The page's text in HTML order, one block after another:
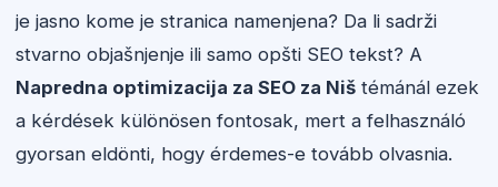
je jasno kome je stranica namenjena? Da li sadrži
stvarno objašnjenje ili samo opšti SEO tekst? A
Napredna optimizacija za SEO za Niš témánál ezek
a kérdések különösen fontosak, mert a felhasználó
gyorsan eldönti, hogy érdemes-e tovább olvasnia.